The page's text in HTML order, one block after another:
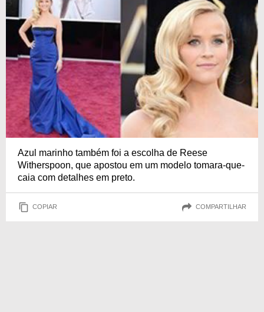
Azul marinho também foi a escolha de Reese
Witherspoon, que apostou em um modelo tomara-que-
caia com detalhes em preto.
COPIAR COMPARTILHAR